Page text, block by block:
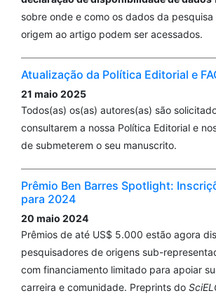
sobre onde e como os dados da pesquisa
origem ao artigo podem ser acessados.
Atualização da Política Editorial e
21 maio 2025
Todos(as) os(as) autores(as) são
consultarem a nossa Política Editorial e
de submeterem o seu manuscrito.
Prêmio Ben Barres Spotlight:
para 2024
20 maio 2024
Prêmios de até US$ 5.000 estão agora
pesquisadores de origens sub-
com financiamento limitado para apoiar
carreira e comunidade. Preprints do